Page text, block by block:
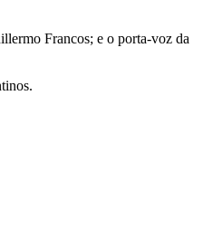
Francos; e o porta-voz da